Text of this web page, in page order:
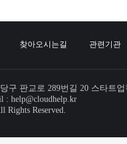
찾아오시는길 관련기관
구 판교로 289번길 20 스타트
: help@cloudhelp.kr
Reserved.